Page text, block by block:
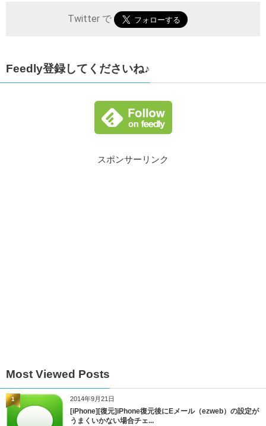
Twitter で
Feedly登録してくださいね♪
スポンサーリンク
Most Viewed Posts
2014年9月21日
[iPhone][復元]iPhone復元後にEメール（ezweb）の設定が
うまくいかない場合チェ...
1